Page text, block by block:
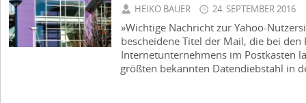
HEIKO BAUER 24. SEPTEMBER 2016
»Wichtige Nachricht zur Yahoo-
bescheidene Titel der Mail, die bei den
Internetunternehmens im Postkasten
größten bekannten Datendiebstahl in